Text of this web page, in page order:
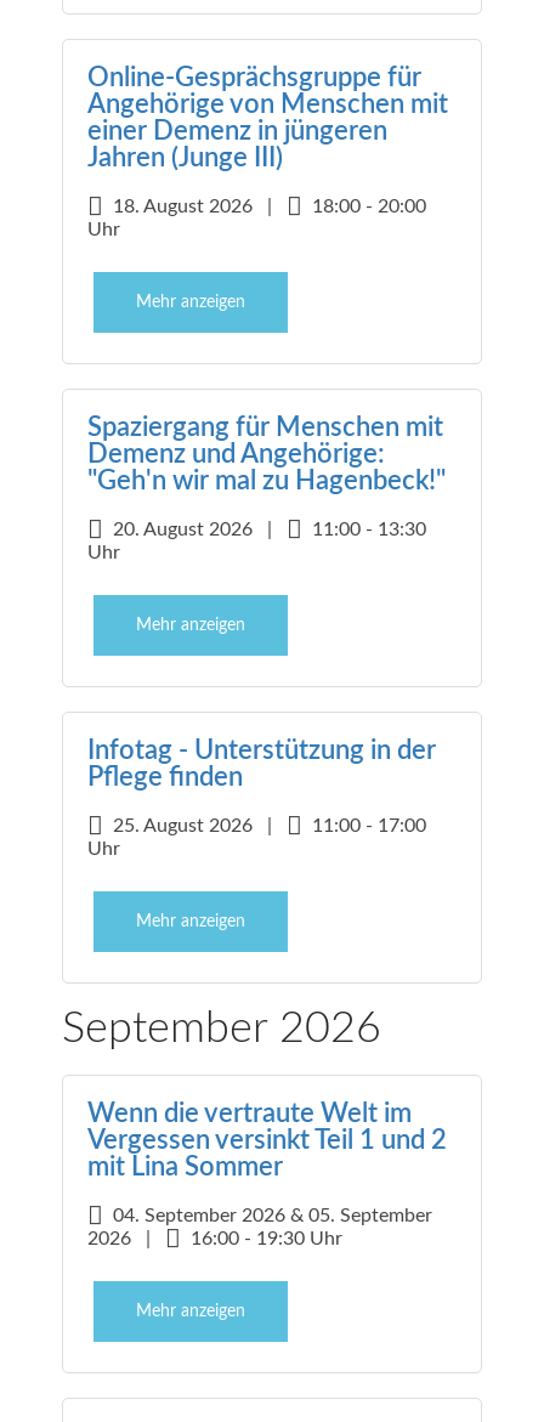
Online-Gesprächsgruppe für
Angehörige von Menschen mit
einer Demenz in jüngeren
Jahren (Junge III)
18. August 2026 |
18:00 - 20:00
Uhr
Mehr anzeigen
Spaziergang für Menschen mit
Demenz und Angehörige:
"Geh'n wir mal zu Hagenbeck!"
20. August 2026 |
11:00 - 13:30
Uhr
Mehr anzeigen
Infotag - Unterstützung in der
Pflege finden
25. August 2026 |
11:00 - 17:00
Uhr
Mehr anzeigen
September 2026
Wenn die vertraute Welt im
Vergessen versinkt Teil 1 und 2
mit Lina Sommer
04. September 2026 & 05. September
2026 |
16:00 - 19:30 Uhr
Mehr anzeigen